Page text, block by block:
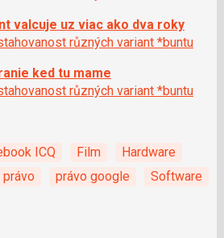
valcuje uz viac ako dva roky
různých variant *buntu
ked tu mame
různých variant *buntu
ICQ Film
Hardware
právo právo google
Software